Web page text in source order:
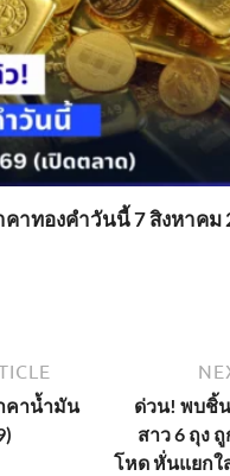
าทองคำวันนี้ 7 สิงหาคม
คาน้ำมัน
ด่วน! พบชิ้
สาว 6 ถุง
โหด หั่นแยกใ